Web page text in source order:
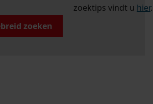
zoektips vindt u hier.
zoeken